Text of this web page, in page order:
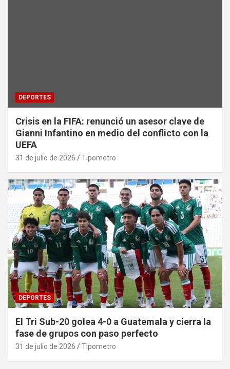
DEPORTES
Crisis en la FIFA: renunció un asesor clave de
Gianni Infantino en medio del conflicto con la
UEFA
31 de julio de 2026 Tipometro
DEPORTES
El Tri Sub-20 golea 4-0 a Guatemala y cierra la
fase de grupos con paso perfecto
31 de julio de 2026 Tipometro